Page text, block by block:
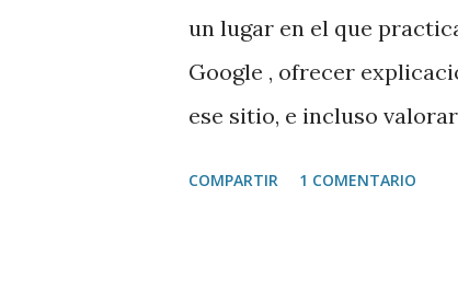
un lugar en el que
Google , ofrecer
ese sitio, e incluso
COMPARTIR 1 COMENTARIO